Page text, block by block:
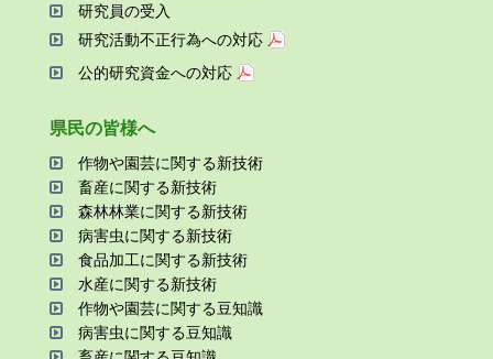
研究員の受⼊
研究活動不正⾏為への対応
公的研究資金への対応
県⺠の皆様へ
作物や園芸に関する新技術
畜産に関する新技術
森林林業に関する新技術
病害⾍に関する新技術
⾷品加⼯に関する新技術
⽔産に関する新技術
作物や園芸に関する⾖知識
病害⾍に関する⾖知識